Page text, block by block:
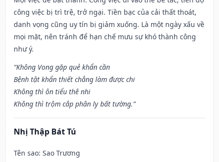
công việc bị trì trệ, trở ngại. Tiền bạc của cải thất thoát,
danh vọng cũng uy tín bị giảm xuống. Là một ngày xấu về
mọi mặt, nên tránh để hạn chế mưu sự khó thành công
như ý.
“Không Vong gặp quẻ khẩn cần
Bệnh tật khẩn thiết chẳng làm được chi
Không thì ôn tiểu thê nhi
Không thì trộm cắp phân ly bất tường.”
Nhị Thập Bát Tú
Tên sao: Sao Trương